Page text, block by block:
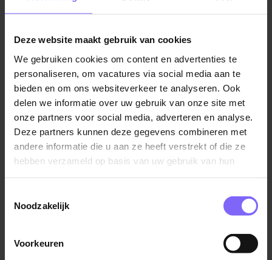
Deze website maakt gebruik van cookies
We gebruiken cookies om content en advertenties te
personaliseren, om vacatures via social media aan te
bieden en om ons websiteverkeer te analyseren. Ook
delen we informatie over uw gebruik van onze site met
onze partners voor social media, adverteren en analyse.
Deze partners kunnen deze gegevens combineren met
andere informatie die u aan ze heeft verstrekt of die ze
hebben verzameld op basis van uw gebruik van hun
Noodzakelijk
Voorkeuren
Zorgondersteuner
Herten
Begeleider Flexpool PSW en SGL
Noord Limburg Midden Limburg